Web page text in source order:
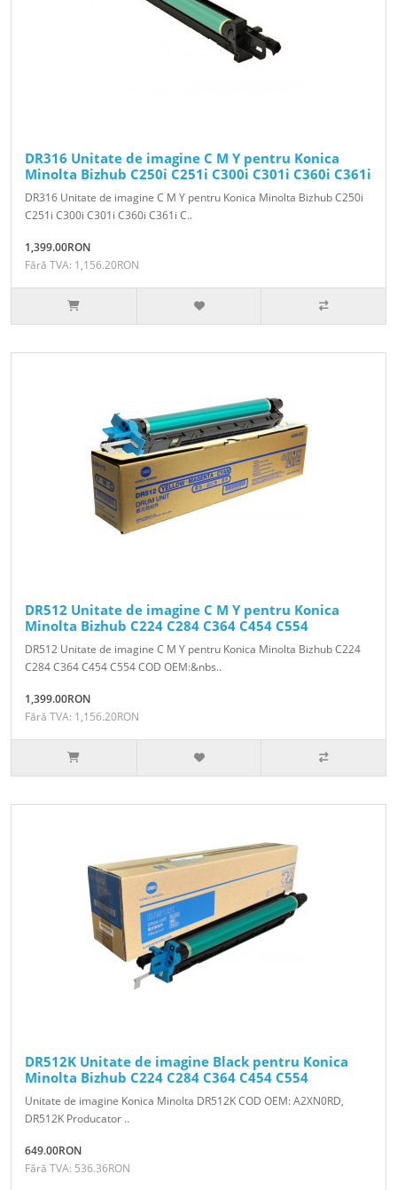
DR316 Unitate de imagine C M Y pentru Konica
Minolta Bizhub C250i C251i C300i C301i C360i C361i
DR316 Unitate de imagine C M Y pentru Konica Minolta Bizhub C250i
C251i C300i C301i C360i C361i C..
1,399.00RON
Fără TVA: 1,156.20RON
DR512 Unitate de imagine C M Y pentru Konica
Minolta Bizhub C224 C284 C364 C454 C554
DR512 Unitate de imagine C M Y pentru Konica Minolta Bizhub C224
C284 C364 C454 C554 COD OEM:&nbs..
1,399.00RON
Fără TVA: 1,156.20RON
DR512K Unitate de imagine Black pentru Konica
Minolta Bizhub C224 C284 C364 C454 C554
Unitate de imagine Konica Minolta DR512K COD OEM: A2XN0RD,
DR512K Producator ..
649.00RON
Fără TVA: 536.36RON